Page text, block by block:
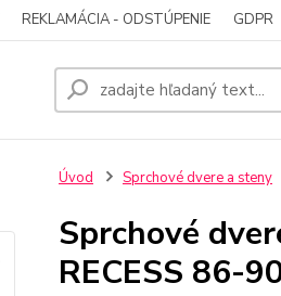
REKLAMÁCIA - ODSTÚPENIE GDPR
Úvod Sprchové dvere a steny
Sprchové
RECESS 86-